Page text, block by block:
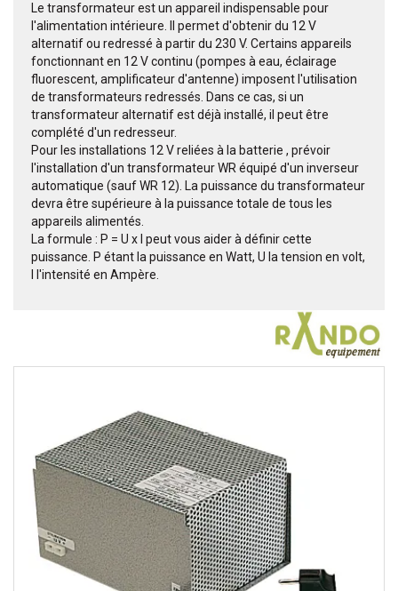
Le transformateur est un appareil indispensable pour
l'alimentation intérieure. Il permet d'obtenir du 12 V
alternatif ou redressé à partir du 230 V. Certains appareils
fonctionnant en 12 V continu (pompes à eau, éclairage
fluorescent, amplificateur d'antenne) imposent l'utilisation
de transformateurs redressés. Dans ce cas, si un
transformateur alternatif est déjà installé, il peut être
complété d'un redresseur.
Pour les installations 12 V reliées à la batterie , prévoir
l'installation d'un transformateur WR équipé d'un inverseur
automatique (sauf WR 12). La puissance du transformateur
devra être supérieure à la puissance totale de tous les
appareils alimentés.
La formule : P = U x I peut vous aider à définir cette
puissance. P étant la puissance en Watt, U la tension en volt,
I l'intensité en Ampère.